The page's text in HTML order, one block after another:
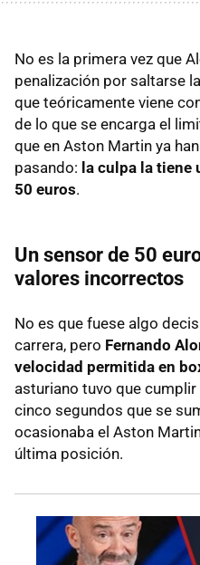
No es la primera vez que
penalización por saltarse
que teóricamente viene
de lo que se encarga el
que en Aston Martin ya
pasando: la culpa la tiene
50 euros.
Un sensor de 50
valores incorrectos
No es que fuese algo
carrera, pero Fernando
velocidad permitida en
asturiano tuvo que
cinco segundos que se
ocasionaba el Aston
última posición.